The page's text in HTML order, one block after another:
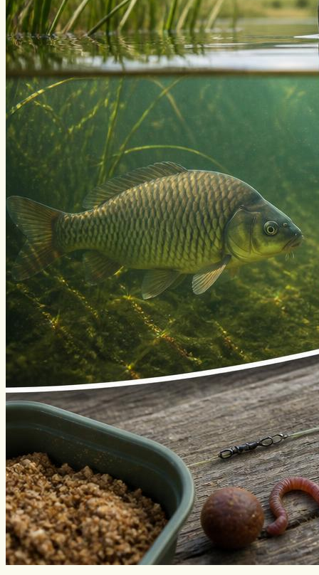
Нахлыст
Снаряжение
Эхолоты
Лодки и моторы
Узлы
Рецепты
Разное
Меню